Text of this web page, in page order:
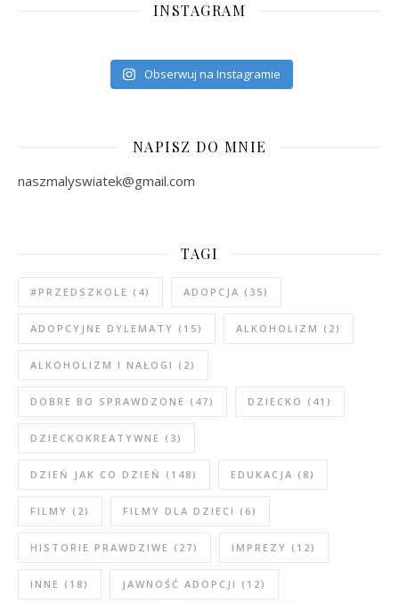
INSTAGRAM
Obserwuj na Instagramie
NAPISZ DO MNIE
naszmalyswiatek@gmail.com
TAGI
#PRZEDSZKOLE (4) ADOPCJA (35)
ADOPCYJNE DYLEMATY (15) ALKOHOLIZM (2)
ALKOHOLIZM I NAŁOGI (2)
DOBRE BO SPRAWDZONE (47) DZIECKO (41)
DZIECKOKREATYWNE (3)
DZIEŃ JAK CO DZIEŃ (148) EDUKACJA (8)
FILMY (2) FILMY DLA DZIECI (6)
HISTORIE PRAWDZIWE (27) IMPREZY (12)
INNE (18) JAWNOŚĆ ADOPCJI (12)